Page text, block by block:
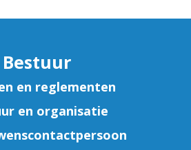
Bestuur
en reglementen
en organisatie